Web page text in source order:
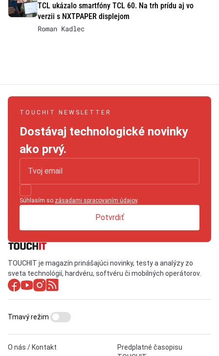
TCL ukázalo smartfóny TCL 60. Na trh prídu aj vo
verzii s NXTPAPER displejom
Roman Kadlec
TOUCHIT NEWSLETTER
Dostávaj technologické novinky
ako prvý.
Súhlasím so zásadami spracovaním údajov.
Potvrdiť
TOUCHIT je magazín prinášajúci novinky, testy a analýzy zo
sveta technológií, hardvéru, softvéru či mobilných operátorov.
O nás / Kontakt
Predplatné časopisu
Tmavý režim